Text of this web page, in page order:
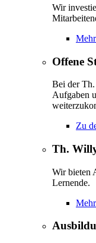
Wir
Offene
Bei der
Aufgaben
Zu
Th.
Wir bieten
Lernende.